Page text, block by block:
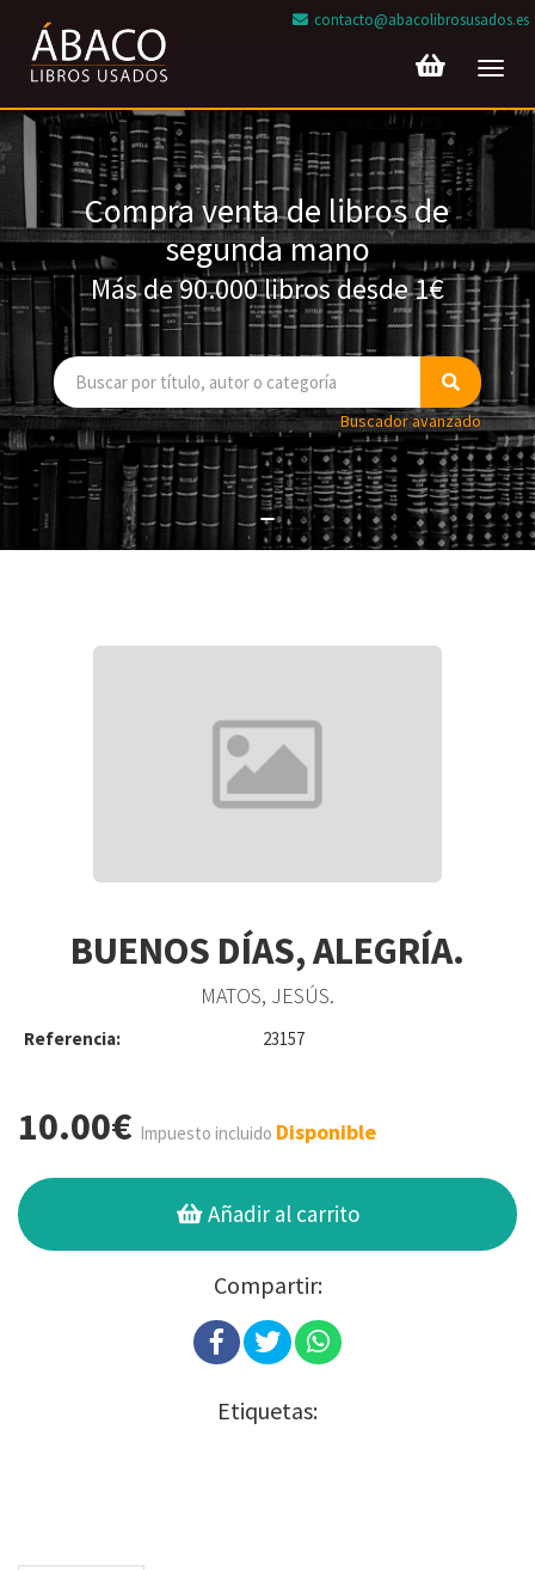
contacto@abacolibrosusados.es
Compra venta de libros de
segunda mano
Más de 90.000 libros desde 1€
Buscador avanzado
BUENOS DÍAS, ALEGRÍA.
MATOS, JESÚS.
Referencia: 23157
10.00€ Impuesto incluido Disponible
Añadir al carrito
Compartir:
Etiquetas: